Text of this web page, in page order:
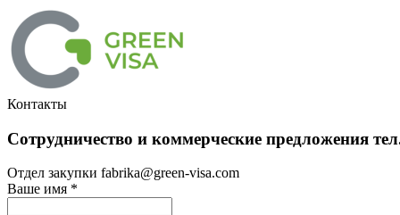
Контакты
Сотрудничество и коммерческие предложения
Отдел закупки fabrika@green-visa.com
Ваше имя *